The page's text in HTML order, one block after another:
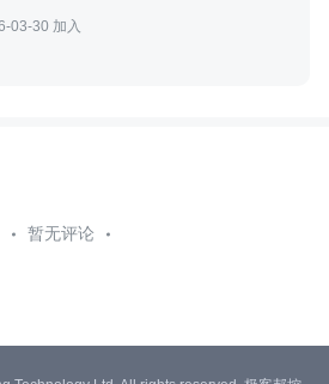
03-30 加入
暂无评论